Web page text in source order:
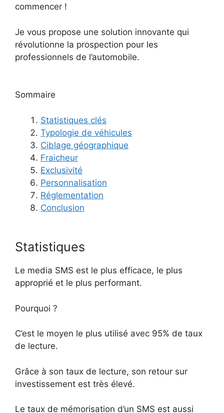
commencer !
Je vous propose une solution innovante qui
révolutionne la prospection pour les
professionnels de l’automobile.
Sommaire
Statistiques clés
Typologie de véhicules
Ciblage géographique
Fraicheur
Exclusivité
Personnalisation
Réglementation
Conclusion
Statistiques
Le media SMS est le plus efficace, le plus
approprié et le plus performant.
Pourquoi ?
C’est le moyen le plus utilisé avec 95% de taux
de lecture.
Grâce à son taux de lecture, son retour sur
investissement est très élevé.
Le taux de mémorisation d’un SMS est aussi